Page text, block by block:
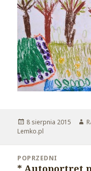
Opublikowano
8 sierpnia 2015
Lemko.pl
wpisu
POPRZEDNI